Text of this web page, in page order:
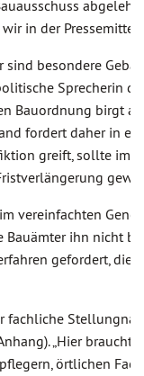
in der
sind besondere
Sprecherin
Bauordnung birgt
fordert daher in
greift, sollte
vereinfachten
ihn nicht
gefordert, die
„Hier
örtlichen